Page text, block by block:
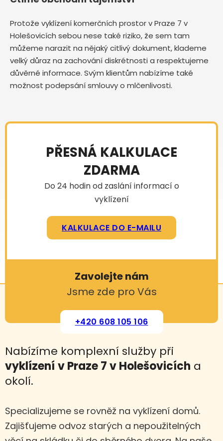
Protože vyklízení komerčních prostor v Praze 7 v
Holešovicích sebou nese také riziko, že sem tam
můžeme narazit na nějaký citlivý dokument, klademe
velký důraz na zachování diskrétnosti a respektujeme
důvěrné informace. Svým klientům nabízíme také
možnost podepsání smlouvy o mlčenlivosti.
PŘESNÁ KALKULACE
ZDARMA
Do 24 hodin od zaslání informací o
vyklízení
KALKULACE DO E-MAILU
Zavolejte nám
Jsme zde pro Vás
+420 608 105 106
Nabízíme komplexní služby při
vyklízení v Praze 7 v Holešovicích a
okolí.
Specializujeme se rovněž na vyklízení domů.
Zajišťujeme odvoz starých a nepoužitelných